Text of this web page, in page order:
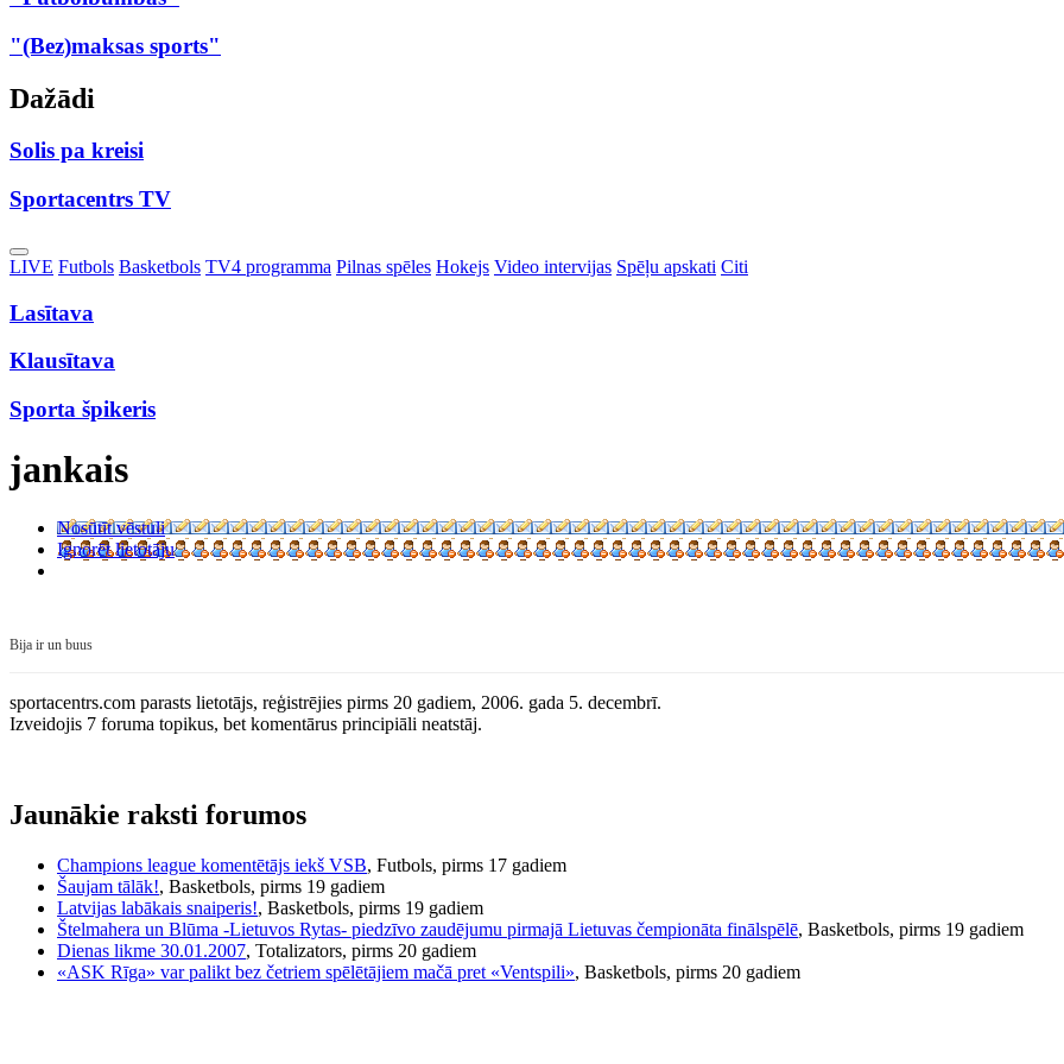
"(Bez)maksas sports"
Dažādi
Solis pa kreisi
Sportacentrs TV
Toggle
Dropdown
LIVE Futbols Basketbols TV4 programma Pilnas spēles Hokejs Video intervijas Spēļu apskati Citi
Lasītava
Klausītava
Sporta špikeris
jankais
Nosūtīt vēstuli
Ignorēt lietotāju
Bija ir un buus
sportacentrs.com parasts lietotājs, reģistrējies pirms 20 gadiem, 2006. gada 5. decembrī.
Izveidojis 7 foruma topikus, bet komentārus principiāli neatstāj.
Jaunākie raksti forumos
Champions league komentētājs iekš VSB, Futbols, pirms 17 gadiem
Šaujam tālāk!, Basketbols, pirms 19 gadiem
Latvijas labākais snaiperis!, Basketbols, pirms 19 gadiem
Štelmahera un Blūma -Lietuvos Rytas- piedzīvo zaudējumu pirmajā Lietuvas čempionāta finālspēlē, Basketbols, pirms 19 gadiem
Dienas likme 30.01.2007, Totalizators, pirms 20 gadiem
«ASK Rīga» var palikt bez četriem spēlētājiem mačā pret «Ventspili», Basketbols, pirms 20 gadiem